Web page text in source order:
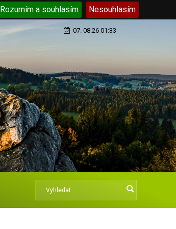
Rozumím a souhlasím Nesouhlasím
07. 08.26 01:33